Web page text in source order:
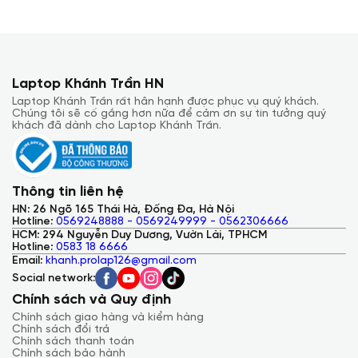
4. Card AMD Radeon 780M
Đồ họa mượt mà: Card đồ họa tích hợp AMD Radeon
780M giúp bạn trải nghiệm các tựa game phổ biến ở
mức cài đặt trung bình đến cao, xem phim 4K sắc nét,
Laptop Khánh Trần HN
Laptop Khánh Trần rất hân hạnh được phục vụ quý khách.
Chúng tôi sẽ cố gắng hơn nữa để cảm ơn sự tin tưởng quý
khách đã dành cho Laptop Khánh Trần.
Thông tin liên hệ
HN: 26 Ngõ 165 Thái Hà, Đống Đa, Hà Nội
Hotline: 0569248888 - 0569249999 - 0562306666
HCM: 294 Nguyễn Duy Dương, Vườn Lài, TPHCM
Hotline: 0583 18 6666
Email: khanh.prolap126@gmail.com
Social network:
Chính sách và Quy định
Chính sách giao hàng và kiểm hàng
Chính sách đổi trả
Chính sách thanh toán
Chính sách bảo hành